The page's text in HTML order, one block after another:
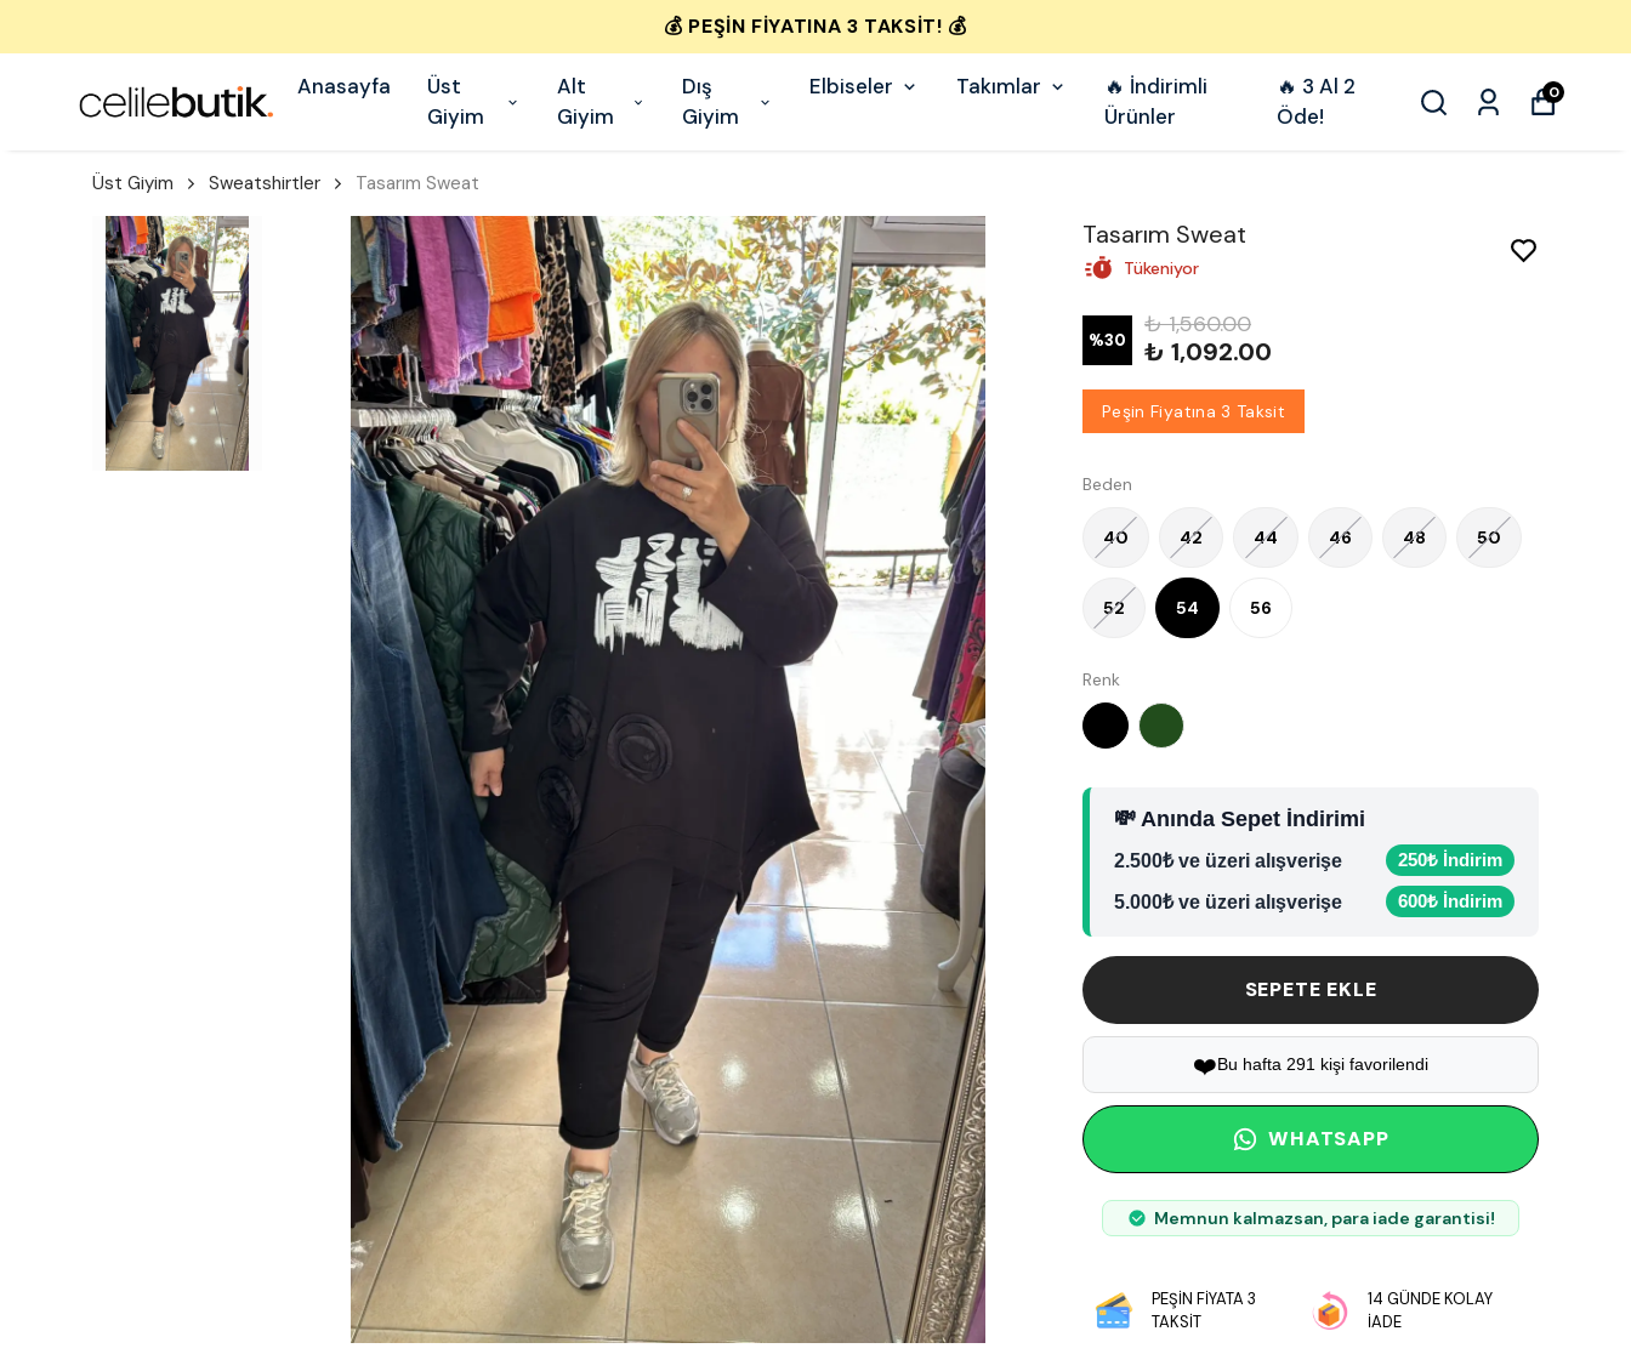
💰 PEŞIN FIYATINA 3 TAKSIT! 💰
Anasayfa
Üst
Giyim
Alt
Giyim
Dış
Giyim
Elbiseler Takımlar
🔥 İndirimli
Ürünler
🔥 3 Al 2
Öde!
0
Üst Giyim Sweatshirtler Tasarım Sweat
Tasarım Sweat
Tükeniyor
%30
₺ 1,560.00
₺ 1,092.00
Peşin Fiyatına 3 Taksit
Beden
40 42 44 46 48 50
52 54 56
Renk
💸 Anında Sepet İndirimi
2.500₺ ve üzeri alışverişe 250₺ İndirim
5.000₺ ve üzeri alışverişe 600₺ İndirim
SEPETE EKLE
❤️Bu hafta 291 kişi favorilendi
WHATSAPP
Memnun kalmazsan, para iade garantisi!
PEŞİN FİYATA 3
TAKSİT
14 GÜNDE KOLAY
İADE